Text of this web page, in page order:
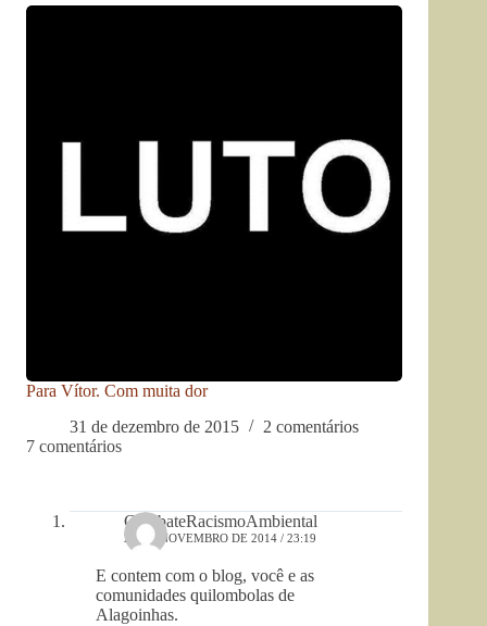
Para Vítor. Com muita dor
31 de dezembro de 2015
2 comentários
7 comentários
CombateRacismoAmbiental
25 DE NOVEMBRO DE 2014 / 23:19
E contem com o blog, você e as
comunidades quilombolas de
Alagoinhas.